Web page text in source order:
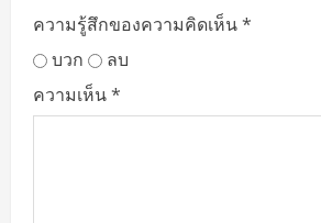
ความรู้สึกของความคิดเห็น*
บวก
ลบ
ความเห็น*